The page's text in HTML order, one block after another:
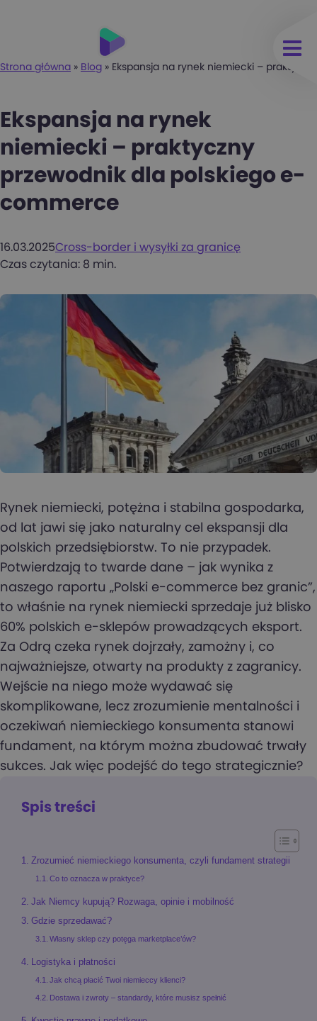
Strona główna » Blog » Ekspansja na rynek niemiecki –
Ekspansja na rynek
niemiecki – praktyczny
przewodnik dla polskiego e-
commerce
16.03.2025Cross-border i wysyłki za granicę
Czas czytania: 8 min.
Rynek niemiecki, potężna i stabilna gospodarka,
od lat jawi się jako naturalny cel ekspansji dla
polskich przedsiębiorstw. To nie przypadek.
Potwierdzają to twarde dane – jak wynika z
naszego raportu „Polski e-commerce bez granic”,
to właśnie na rynek niemiecki sprzedaje już blisko
60% polskich e-sklepów prowadzących eksport.
Za Odrą czeka rynek dojrzały, zamożny i, co
najważniejsze, otwarty na produkty z zagranicy.
Wejście na niego może wydawać się
skomplikowane, lecz zrozumienie mentalności i
oczekiwań niemieckiego konsumenta stanowi
fundament, na którym można zbudować trwały
sukces. Jak więc podejść do tego strategicznie?
Spis treści
Zrozumieć niemieckiego konsumenta, czyli fundament strategii
Co to oznacza w praktyce?
Jak Niemcy kupują? Rozwaga, opinie i mobilność
Gdzie sprzedawać?
Własny sklep czy potęga marketplace’ów?
Logistyka i płatności
Jak chcą płacić Twoi niemieccy klienci?
Dostawa i zwroty – standardy, które musisz spełnić